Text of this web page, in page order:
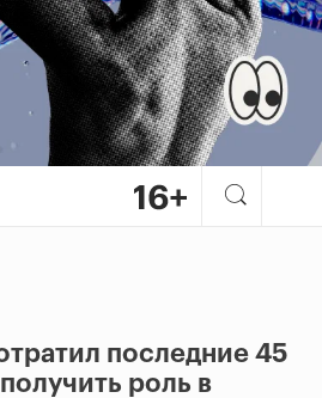
последние 45
роль в